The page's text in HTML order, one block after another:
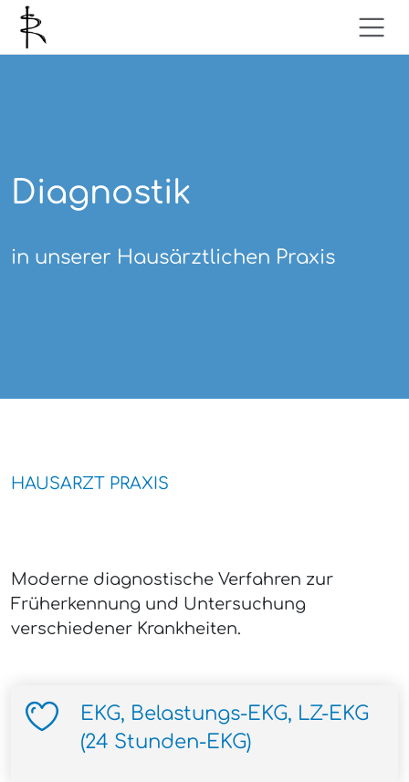
Diagnostik
in unserer Hausärztlichen Praxis
HAUSARZT PRAXIS
Moderne diagnostische Verfahren zur
Früherkennung und Untersuchung
verschiedener Krankheiten.
EKG, Belastungs-EKG, LZ-EKG
(24 Stunden-EKG)